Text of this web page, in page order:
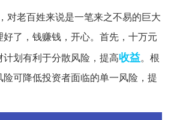
，对老百姓来说是一笔来之不易的巨大
了，钱赚钱，开心。首先，十万元
划有利于分散风险，提高收益。根
可降低投资者面临的单一风险，提